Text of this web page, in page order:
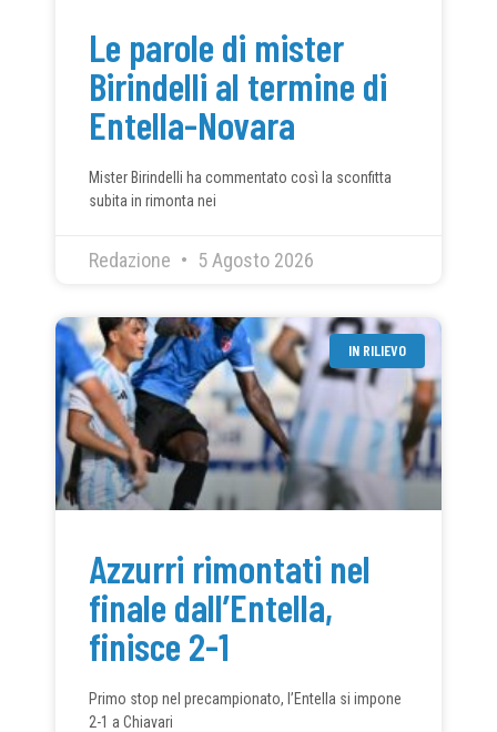
Le parole di mister
Birindelli al termine di
Entella-Novara
Mister Birindelli ha commentato così la sconfitta
subita in rimonta nei
Redazione 5 Agosto 2026
IN RILIEVO
Azzurri rimontati nel
finale dall’Entella,
finisce 2-1
Primo stop nel precampionato, l’Entella si impone
2-1 a Chiavari